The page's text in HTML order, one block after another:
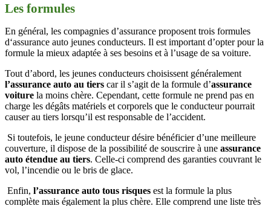
Les formules
En général, les compagnies d’assurance proposent trois formules
d‘assurance auto jeunes conducteurs. Il est important d’opter pour la
formule la mieux adaptée à ses besoins et à l’usage de sa voiture.
Tout d’abord, les jeunes conducteurs choisissent généralement
l’assurance auto au tiers car il s’agit de la formule d’assurance
voiture la moins chère. Cependant, cette formule ne prend pas en
charge les dégâts matériels et corporels que le conducteur pourrait
causer au tiers lorsqu’il est responsable de l’accident.
Si toutefois, le jeune conducteur désire bénéficier d’une meilleure
couverture, il dispose de la possibilité de souscrire à une assurance
auto étendue au tiers. Celle-ci comprend des garanties couvrant le
vol, l’incendie ou le bris de glace.
Enfin, l’assurance auto tous risques est la formule la plus
complète mais également la plus chère. Elle comprend une liste très